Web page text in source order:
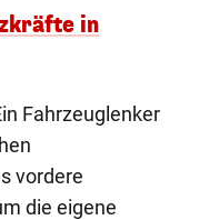
in
Fahrzeuglenker
vordere
die eigene